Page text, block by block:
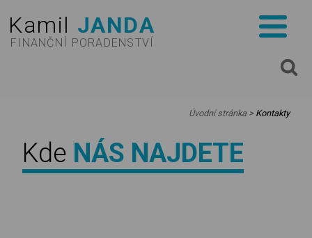
Kamil JANDA
FINANČNÍ PORADENSTVÍ
✕
Úvodní stránka > Kontakty
Kde NÁS NAJDETE